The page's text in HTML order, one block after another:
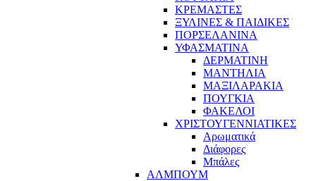
ΚΡΕΜΑΣΤΕΣ
ΞΥΛΙΝΕΣ & ΠΑΙΔΙΚΕΣ
ΠΟΡΣΕΛΑΝΙΝΑ
ΥΦΑΣΜΑΤΙΝA
ΔΕΡΜΑΤΙΝΗ
ΜΑΝΤΗΛΙΑ
ΜΑΞΙΛΑΡΑΚΙΑ
ΠΟΥΓΚΙΑ
ΦΑΚΕΛΟΙ
ΧΡΙΣΤΟΥΓΕΝΝΙΑΤΙΚΕΣ
Αρωματικά
Διάφορες
Μπάλες
ΑΛΜΠΟΥΜ